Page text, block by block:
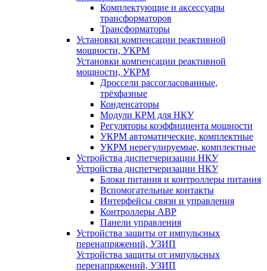
Комплектующие и аксессуары
трансформаторов
Трансформаторы
Установки компенсации реактивной
мощности, УКРМ
Установки компенсации реактивной
мощности, УКРМ
Дроссели рассогласованные,
трёхфазные
Конденсаторы
Модули КРМ для НКУ
Регуляторы коэффициента мощности
УКРМ автоматические, комплектные
УКРМ нерегулируемые, комплектные
Устройства диспетчеризации НКУ
Устройства диспетчеризации НКУ
Блоки питания и контроллеры питания
Вспомогательные контакты
Интерфейсы связи и управления
Контроллеры АВР
Панели управления
Устройства защиты от импульсных
перенапряжений, УЗИП
Устройства защиты от импульсных
перенапряжений, УЗИП